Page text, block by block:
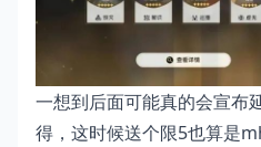
一想到后面可能真的会宣布
得，这时候送个限5也算是